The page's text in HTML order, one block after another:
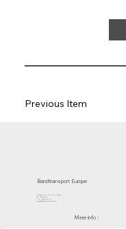
Previous Item
Bandtransport Europe
Molenwerf 12 | 1911 DB Uitgeest
the Netherlands
T.:+31 (0)251 319 119
info@bandtransporteurope.nl
Meer info :